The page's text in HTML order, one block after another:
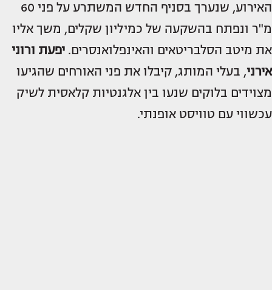
האירוע, שנערך בסניף החדש המשתרע על פני 60
מ"ר ונפתח בהשקעה של כמיליון שקלים, משך אליו
את מיטב הסלבריטאים והאינפלואנסרים. יפעת ורוני
אירני, בעלי המותג, קיבלו את פני האורחים שהגיעו
מצוידים בלוקים שנעו בין אלגנטיות קלאסית לשיק
עכשווי עם טוויסט אופנתי.